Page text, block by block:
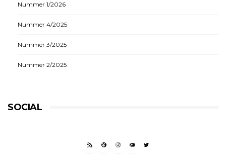
Nummer 1/2026
Nummer 4/2025
Nummer 3/2025
Nummer 2/2025
SOCIAL
RSS FEEDFACEBOOK
INSTAGRAM
YOUTUBETWITTER